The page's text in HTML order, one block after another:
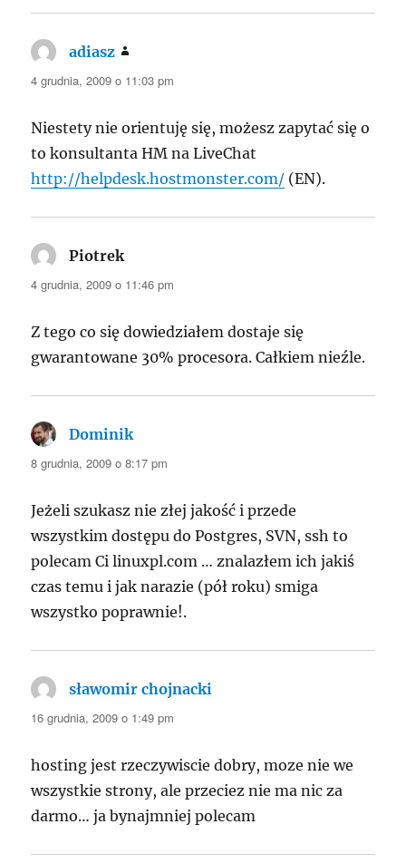
adiasz
4 grudnia, 2009 o 11:03 pm
Niestety nie orientuję się, możesz zapytać się o
to konsultanta HM na LiveChat
http://helpdesk.hostmonster.com/ (EN).
Piotrekpisze:
4 grudnia, 2009 o 11:46 pm
Z tego co się dowiedziałem dostaje się
gwarantowane 30% procesora. Całkiem nieźle.
Dominikpisze:
8 grudnia, 2009 o 8:17 pm
Jeżeli szukasz nie złej jakość i przede
wszystkim dostępu do Postgres, SVN, ssh to
polecam Ci linuxpl.com … znalazłem ich jakiś
czas temu i jak narazie (pół roku) smiga
wszystko poprawnie!.
sławomir chojnacki
16 grudnia, 2009 o 1:49 pm
hosting jest rzeczywiscie dobry, moze nie we
wszystkie strony, ale przeciez nie ma nic za
darmo… ja bynajmniej polecam